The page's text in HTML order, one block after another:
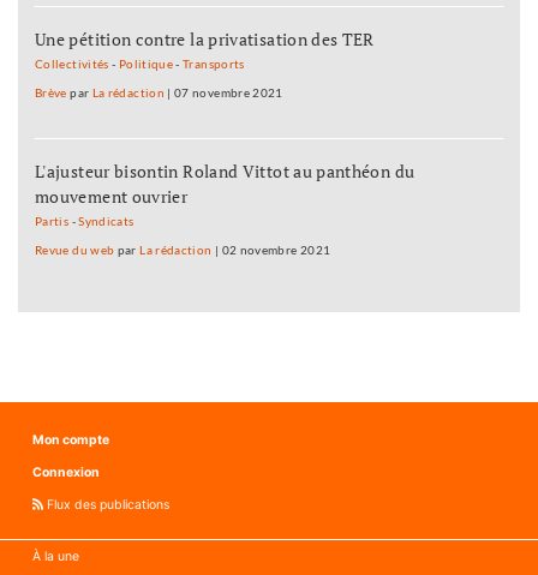
Une pétition contre la privatisation des TER
Collectivités - Politique-Transports
Brève par La rédaction |07 novembre 2021
L'ajusteur bisontin Roland Vittot au panthéon du
mouvement ouvrier
Partis -Syndicats
Revue du web parLa rédaction | 02 novembre 2021
Mon compte
Connexion
Flux des publications
À la une